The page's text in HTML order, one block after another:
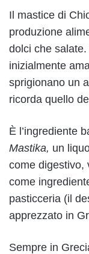
Il mastice di
produzione
dolci che
inizialmente
sprigionano un
ricorda quello
È l’ingrediente
Mastika, un
come digestivo,
come
pasticceria (il
apprezzato in
Sempre in